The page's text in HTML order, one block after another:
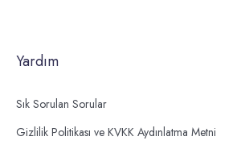
Yardım
Sık Sorulan Sorular
Gizlilik Politikası ve KVKK Aydınlatma Metni